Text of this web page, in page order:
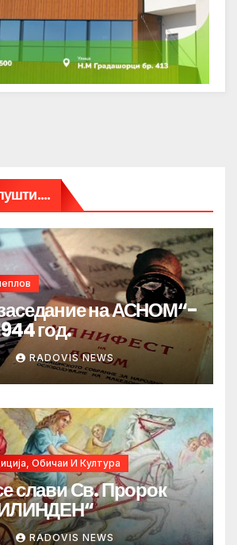
на АСНОМ“-
год.
RADOVIS NEWS
Обичаи И Култура
слави Св. Пророк
RADOVIS NEWS